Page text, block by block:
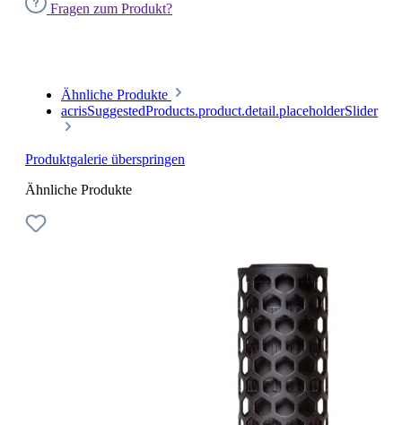
Fragen zum Produkt?
Ähnliche Produkte
acrisSuggestedProducts.product.detail.placeholderSlider
Produktgalerie überspringen
Ähnliche Produkte